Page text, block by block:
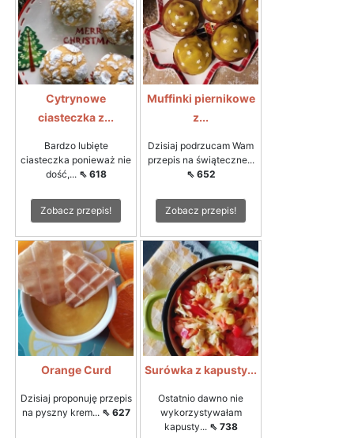
Cytrynowe
ciasteczka z...
Bardzo lubięte
ciasteczka ponieważ nie
dość,... ⇖ 618
Zobacz przepis!
Muffinki piernikowe
z...
Dzisiaj podrzucam Wam
przepis na świąteczne...
⇖ 652
Zobacz przepis!
Orange Curd
Dzisiaj proponuję przepis
na pyszny krem... ⇖ 627
Surówka z kapusty...
Ostatnio dawno nie
wykorzystywałam
kapusty... ⇖ 738